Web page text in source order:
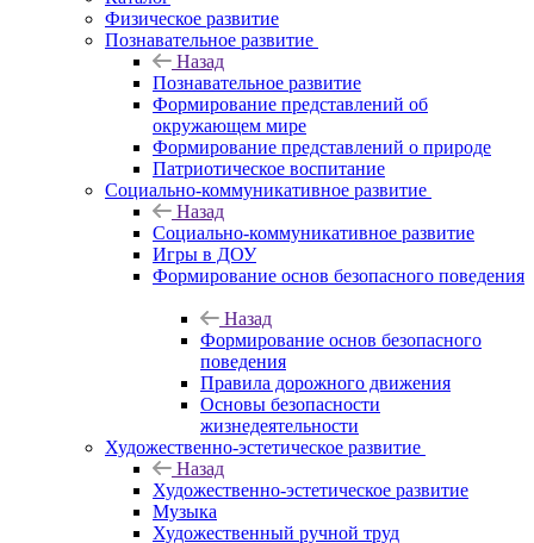
Физическое развитие
Познавательное развитие
Назад
Познавательное развитие
Формирование представлений об
окружающем мире
Формирование представлений о природе
Патриотическое воспитание
Социально-коммуникативное развитие
Назад
Социально-коммуникативное развитие
Игры в ДОУ
Формирование основ безопасного поведения
Назад
Формирование основ безопасного
поведения
Правила дорожного движения
Основы безопасности
жизнедеятельности
Художественно-эстетическое развитие
Назад
Художественно-эстетическое развитие
Музыка
Художественный ручной труд